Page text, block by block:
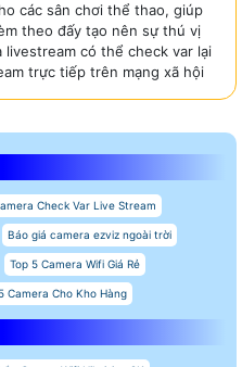
các sân chơi thể thao, giúp
theo đấy tạo nên sự thú vị
có thể check var lại
trực tiếp trên mạng xã hội
Check Var Live Stream
Báo giá camera ezviz ngoài trời
Top 5 Camera Wifi Giá Rẻ
Camera Cho Kho Hàng